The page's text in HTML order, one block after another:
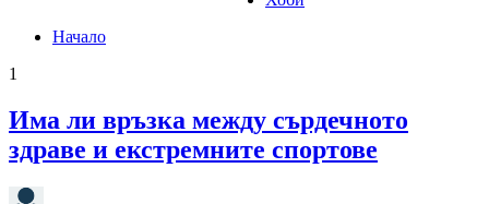
Начало
1
Има ли връзка между сърдечното
здраве и екстремните спортове